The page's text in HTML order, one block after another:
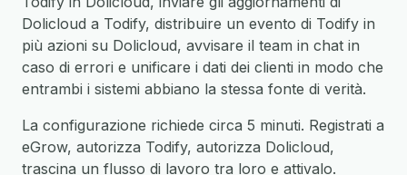
Dolicloud a Todify, distribuire un evento di Todify in
più azioni su Dolicloud, avvisare il team in chat in
caso di errori e unificare i dati dei clienti in modo che
entrambi i sistemi abbiano la stessa fonte di verità.
La configurazione richiede circa 5 minuti. Registrati a
eGrow, autorizza Todify, autorizza Dolicloud,
trascina un flusso di lavoro tra loro e attivalo.